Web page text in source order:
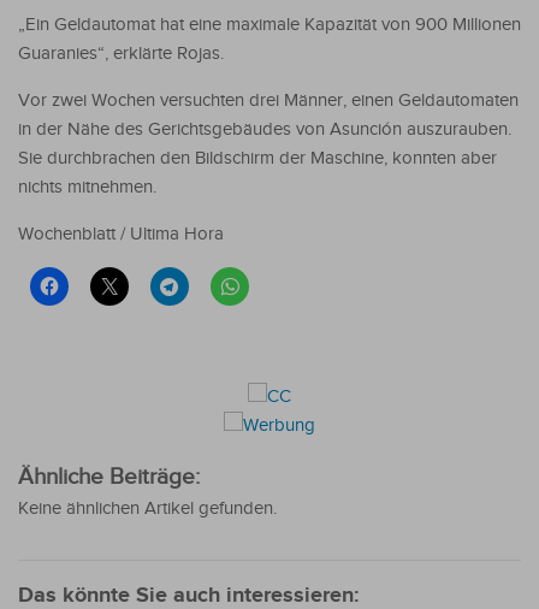
„Ein Geldautomat hat eine maximale Kapazität von 900 Millionen
Guaranies“, erklärte Rojas.
Vor zwei Wochen versuchten drei Männer, einen Geldautomaten
in der Nähe des Gerichtsgebäudes von Asunción auszurauben.
Sie durchbrachen den Bildschirm der Maschine, konnten aber
nichts mitnehmen.
Wochenblatt / Ultima Hora
Ähnliche Beiträge:
Keine ähnlichen Artikel gefunden.
Das könnte Sie auch interessieren: